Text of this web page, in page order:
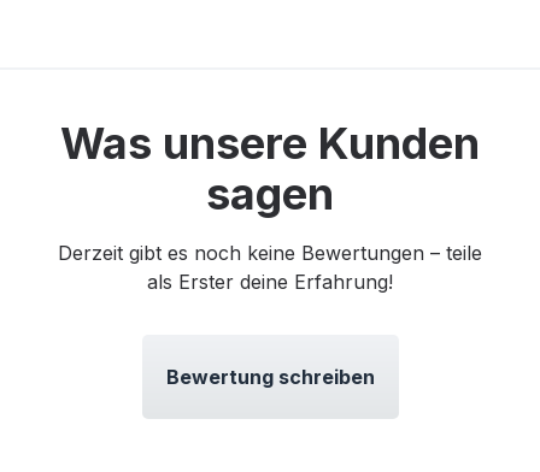
Was unsere Kunden
sagen
Derzeit gibt es noch keine Bewertungen – teile
als Erster deine Erfahrung!
Bewertung schreiben